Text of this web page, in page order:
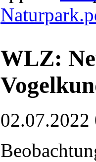
WLZ:
02.07.2022